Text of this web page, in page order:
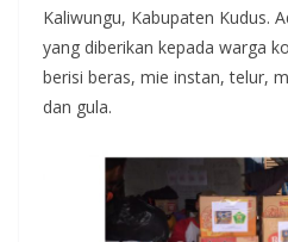
Kaliwungu, Kabupaten Kudus.
yang diberikan kepada warga
berisi beras, mie instan, telur,
dan gula.